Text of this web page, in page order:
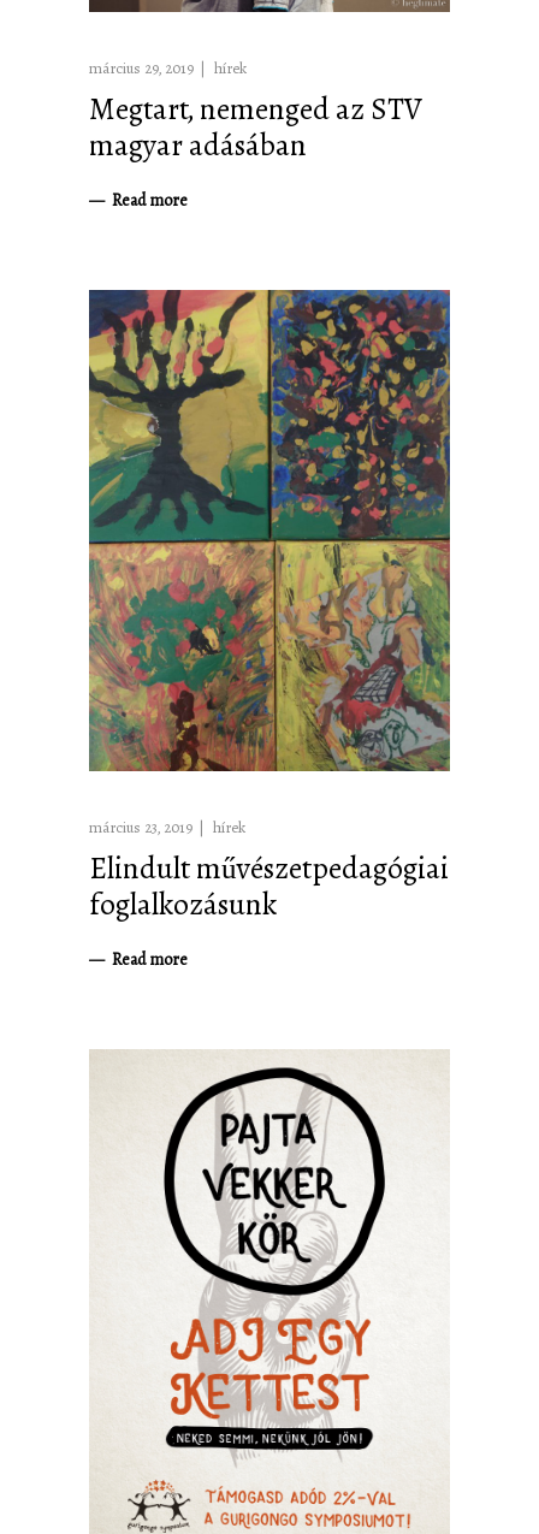
március 29, 2019 hírek
Megtart, nemenged az STV
magyar adásában
Read more
március 23, 2019 hírek
Elindult művészetpedagógiai
foglalkozásunk
Read more